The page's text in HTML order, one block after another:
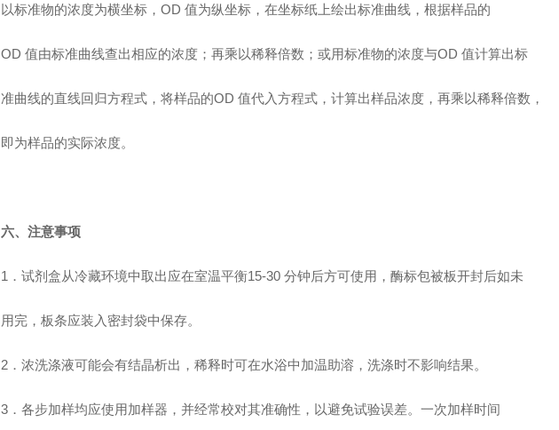
以标准物的浓度为横坐标，OD 值为纵坐标，在坐标纸上绘出标准曲线，根据样品的
OD 值由标准曲线查出相应的浓度；再乘以稀释倍数；或用标准物的浓度与OD 值计算出标
准曲线的直线回归方程式，将样品的OD 值代入方程式，计算出样品浓度，再乘以稀释倍数，
即为样品的实际浓度。
六、注意事项
1．试剂盒从冷藏环境中取出应在室温平衡15-30 分钟后方可使用，酶标包被板开封后如未
用完，板条应装入密封袋中保存。
2．浓洗涤液可能会有结晶析出，稀释时可在水浴中加温助溶，洗涤时不影响结果。
3．各步加样均应使用加样器，并经常校对其准确性，以避免试验误差。一次加样时间